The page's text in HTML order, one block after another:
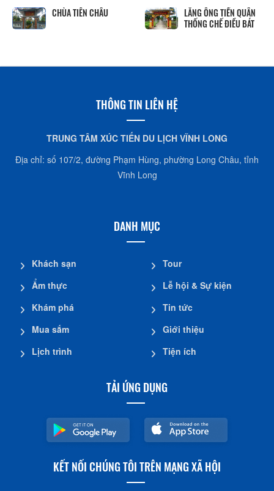
CHÙA TIÊN CHÂU
LĂNG ÔNG TIỀN QUÂN
THỐNG CHẾ ĐIỀU BÁT
THÔNG TIN LIÊN HỆ
TRUNG TÂM XÚC TIẾN DU LỊCH VĨNH LONG
Địa chỉ: số 107/2, đường Phạm Hùng, phường Long Châu, tỉnh
Vĩnh Long
DANH MỤC
Khách sạn
Ẩm thực
Khám phá
Mua sắm
Lịch trình
Tour
Lễ hội & Sự kiện
Tin tức
Giới thiệu
Tiện ích
TẢI ỨNG DỤNG
KẾT NỐI CHÚNG TÔI TRÊN MẠNG XÃ HỘI